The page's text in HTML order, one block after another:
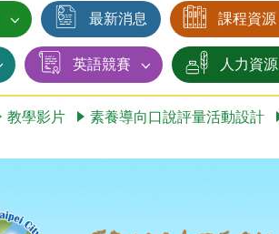
最新消息 課程資源
英語競賽 人力資源
教學影片 素養導向口說評量活動設計